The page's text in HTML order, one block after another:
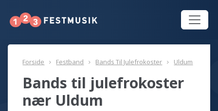
Forside Festband Bands Til Julefrokoster Uldum
Bands til julefrokoster
nær Uldum